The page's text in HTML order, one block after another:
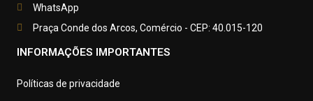
WhatsApp
Praça Conde dos Arcos, Comércio - CEP: 40.015-120
INFORMAÇÕES IMPORTANTES
Políticas de privacidade